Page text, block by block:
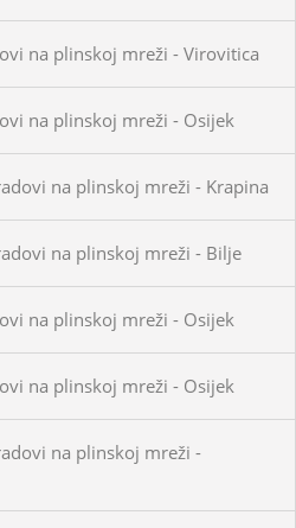
na plinskoj mreži - Virovitica
na plinskoj mreži - Osijek
na plinskoj mreži - Krapina
na plinskoj mreži - Bilje
na plinskoj mreži - Osijek
na plinskoj mreži - Osijek
na plinskoj mreži -